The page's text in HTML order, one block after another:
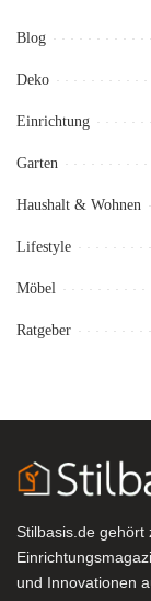
Blog
Deko
Einrichtung
Garten
Haushalt & Wohnen
Lifestyle
Möbel
Ratgeber
Stilbasis.de gehört
und Innovationen